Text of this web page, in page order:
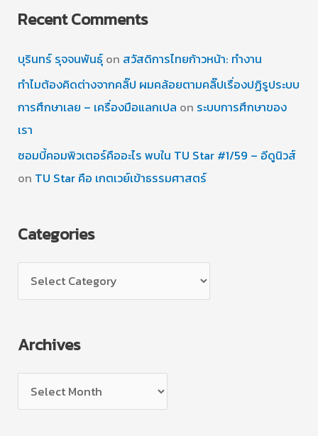
Recent Comments
บุรินทร์ รุจจนพันธุ์on สวัสดิการไทยก้าวหน้า: ทำงาน
ทำไมต้องคิดต่างจากคลิ๊ป ผมคล้อยตามคลิ๊ปเรื่องปฏิรูประบบ
การศึกษาเลย – เครื่องมือแลกเปล on ระบบการศึกษาของ
เรา
ซอมบี้คอมพิวเตอร์คืออะไร พบใน TU Star #1/59 – อีดูนิวส์
on TU Star คือ เกตเวย์เข้าธรรมศาสตร์
Categories
a
e
r
Archives
r